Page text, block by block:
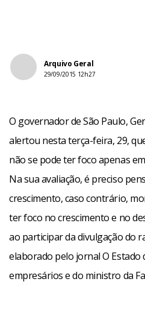
Arquivo Geral
29/09/2015 12h27
O governador de São Paulo,
alertou nesta terça-feira, 29,
não se pode ter foco apenas
Na sua avaliação, é preciso
crescimento, caso contrário,
ter foco no crescimento e no
ao participar da divulgação do
elaborado pelo jornal O Estado
empresários e do ministro da